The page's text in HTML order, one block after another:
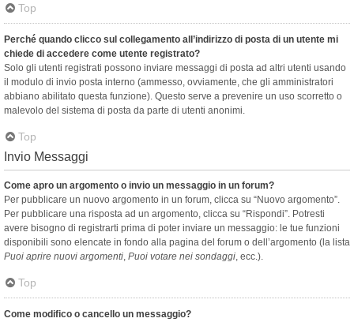
Top
Perché quando clicco sul collegamento all’indirizzo di posta di un utente mi
chiede di accedere come utente registrato?
Solo gli utenti registrati possono inviare messaggi di posta ad altri utenti usando
il modulo di invio posta interno (ammesso, ovviamente, che gli amministratori
abbiano abilitato questa funzione). Questo serve a prevenire un uso scorretto o
malevolo del sistema di posta da parte di utenti anonimi.
Top
Invio Messaggi
Come apro un argomento o invio un messaggio in un forum?
Per pubblicare un nuovo argomento in un forum, clicca su “Nuovo argomento”.
Per pubblicare una risposta ad un argomento, clicca su “Rispondi”. Potresti
avere bisogno di registrarti prima di poter inviare un messaggio: le tue funzioni
disponibili sono elencate in fondo alla pagina del forum o dell’argomento (la lista
Puoi aprire nuovi argomenti, Puoi votare nei sondaggi, ecc.).
Top
Come modifico o cancello un messaggio?